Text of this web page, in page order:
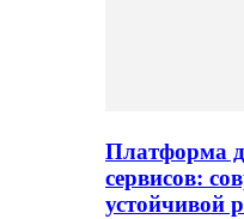
Платформа
сервисов:
устойчивой